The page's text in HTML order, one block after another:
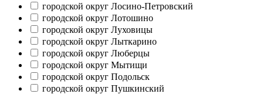
городской округ Лосино-Петровский
городской округ Лотошино
городской округ Луховицы
городской округ Лыткарино
городской округ Люберцы
городской округ Мытищи
городской округ Подольск
городской округ Пушкинский